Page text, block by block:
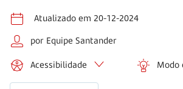
Atualizado em 20-12-2024
por Equipe Santander
Acessibilidade Modo